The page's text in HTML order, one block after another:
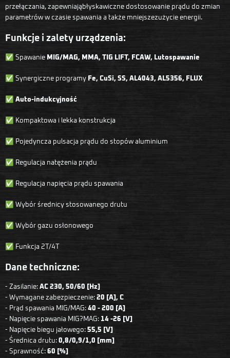
przełączania, zapewniająbłyskawiczne dostosowanie prądu do zmian
parametrów w czasie spawania a także mniejszezużycie energii.
Funkcje i zalety urządzenia:
✅ Spawanie MIG/MAG, MMA, TIG LIFT, FCAW, Lutospawanie
✅ Synergiczne programy Fe, CuSi, SS, AL4043, AL5356, FLUX
✅ Auto-indukcyjność
✅ Kompaktowa i lekka konstrukcja
✅ Pojedyncza pulsacja prądu do stopów aluminium
✅ Regulacja natężenia prądu
✅ Regulacja napięcia prądu spawania
✅ Wybór średnicy stosowanego drutu
✅ Wybór gazu osłonowego
✅ Funkcja 2T/4T
Dane techniczne:
- Zasilanie: AC 230, 50/60 [Hz]
- Wymagane zabezpieczenie: 20 [A], C
- Prąd spawania MIG/MAG: 40 - 200 [A]
- Napięcie spawania MIG?MAG: 14 -26 [V]
- Napięcie biegu jałowego: 55,5 [V]
- Średnica drutu: 0,8/0,9/1,0 [mm]
- Sprawność: 60 [%]